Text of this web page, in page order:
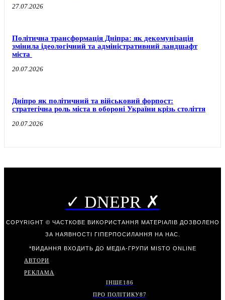
27.07.2026
Політична трансформація Дніпра: як декомунізація
змінила ідеологічний та адміністративний ландшафт
міста
20.07.2026
Дніпро як політичний та військовий форпост:
стратегічна роль міста в обороні України крізь століття
20.07.2026
✓ DNEPR ✗
COPYRIGHT © ЧАСТКОВЕ ВИКОРИСТАННЯ МАТЕРІАЛІВ ДОЗВОЛЕНО
ЗА НАЯВНОСТІ ГІПЕРПОСИЛАННЯ НА НАС.
*ВИДАННЯ ВХОДИТЬ ДО МЕДІА-ГРУПИ MISTO ONLINE
АВТОРИ
РЕКЛАМА
ІНШЕ186
ПРО ПОЛІТИКУ87